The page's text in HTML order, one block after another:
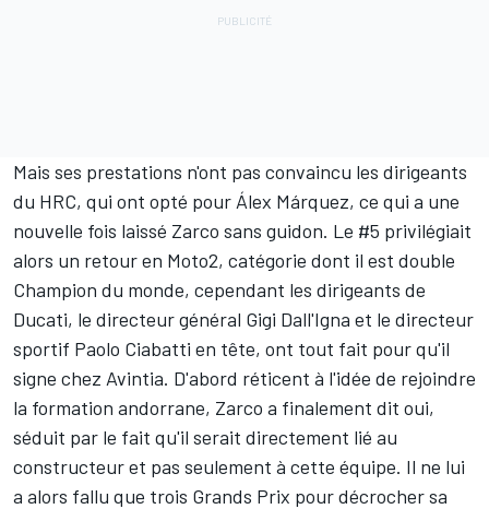
Mais ses prestations n'ont pas convaincu les dirigeants
du HRC, qui ont opté pour Álex Márquez, ce qui a une
nouvelle fois laissé Zarco sans guidon. Le #5 privilégiait
alors un retour en Moto2, catégorie dont il est double
Champion du monde, cependant les dirigeants de
Ducati, le directeur général Gigi Dall'Igna et le directeur
sportif Paolo Ciabatti en tête, ont tout fait pour qu'il
signe chez Avintia. D'abord réticent à l'idée de rejoindre
la formation andorrane, Zarco a finalement dit oui,
séduit par le fait qu'il serait directement lié au
constructeur et pas seulement à cette équipe. Il ne lui
a alors fallu que trois Grands Prix pour décrocher sa